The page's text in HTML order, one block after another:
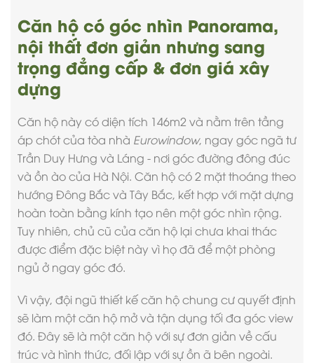
Căn hộ có góc nhìn Panorama,
nội thất đơn giản nhưng sang
trọng đẳng cấp & đơn giá xây
dựng
Căn hộ này có diện tích 146m2 và nằm trên tầng
áp chót của tòa nhà Eurowindow, ngay góc ngã tư
Trần Duy Hưng và Láng - nơi góc đường đông đúc
và ồn ào của Hà Nội. Căn hộ có 2 mặt thoáng theo
hướng Đông Bắc và Tây Bắc, kết hợp với mặt dựng
hoàn toàn bằng kính tạo nên một góc nhìn rộng.
Tuy nhiên, chủ cũ của căn hộ lại chưa khai thác
được điểm đặc biệt này vì họ đã để một phòng
ngủ ở ngay góc đó.
Vì vậy, đội ngũ thiết kế căn hộ chung cưquyết định
sẽ làm một căn hộ mở và tận dụng tối đa góc view
đó. Đây sẽ là một căn hộ với sự đơn giản về cấu
trúc và hình thức, đối lập với sự ồn ã bên ngoài.